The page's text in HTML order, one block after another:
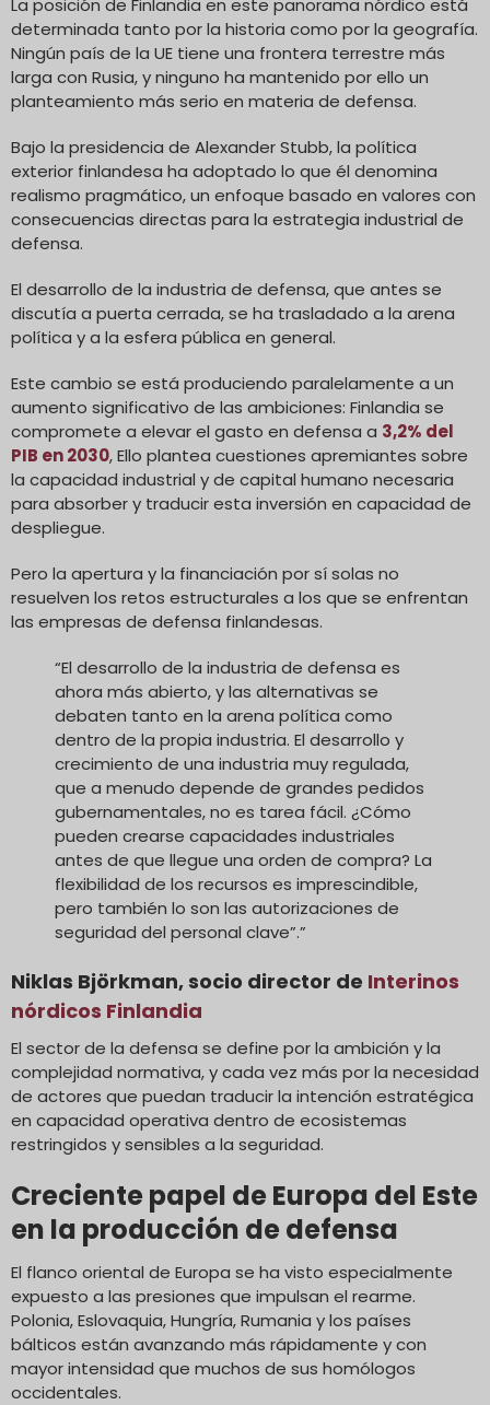
La posición de Finlandia en este panorama nórdico está
determinada tanto por la historia como por la geografía.
Ningún país de la UE tiene una frontera terrestre más
larga con Rusia, y ninguno ha mantenido por ello un
planteamiento más serio en materia de defensa.
Bajo la presidencia de Alexander Stubb, la política
exterior finlandesa ha adoptado lo que él denomina
realismo pragmático, un enfoque basado en valores con
consecuencias directas para la estrategia industrial de
defensa.
El desarrollo de la industria de defensa, que antes se
discutía a puerta cerrada, se ha trasladado a la arena
política y a la esfera pública en general.
Este cambio se está produciendo paralelamente a un
aumento significativo de las ambiciones: Finlandia se
compromete a elevar el gasto en defensa a 3,2% del
PIB en 2030, Ello plantea cuestiones apremiantes sobre
la capacidad industrial y de capital humano necesaria
para absorber y traducir esta inversión en capacidad de
despliegue.
Pero la apertura y la financiación por sí solas no
resuelven los retos estructurales a los que se enfrentan
las empresas de defensa finlandesas.
“El desarrollo de la industria de defensa es
ahora más abierto, y las alternativas se
debaten tanto en la arena política como
dentro de la propia industria. El desarrollo y
crecimiento de una industria muy regulada,
que a menudo depende de grandes pedidos
gubernamentales, no es tarea fácil. ¿Cómo
pueden crearse capacidades industriales
antes de que llegue una orden de compra? La
flexibilidad de los recursos es imprescindible,
pero también lo son las autorizaciones de
seguridad del personal clave”.”
Niklas Björkman, socio director de Interinos
nórdicos Finlandia
El sector de la defensa se define por la ambición y la
complejidad normativa, y cada vez más por la necesidad
de actores que puedan traducir la intención estratégica
en capacidad operativa dentro de ecosistemas
restringidos y sensibles a la seguridad.
Creciente papel de Europa del Este
en la producción de defensa
El flanco oriental de Europa se ha visto especialmente
expuesto a las presiones que impulsan el rearme.
Polonia, Eslovaquia, Hungría, Rumania y los países
bálticos están avanzando más rápidamente y con
mayor intensidad que muchos de sus homólogos
occidentales.